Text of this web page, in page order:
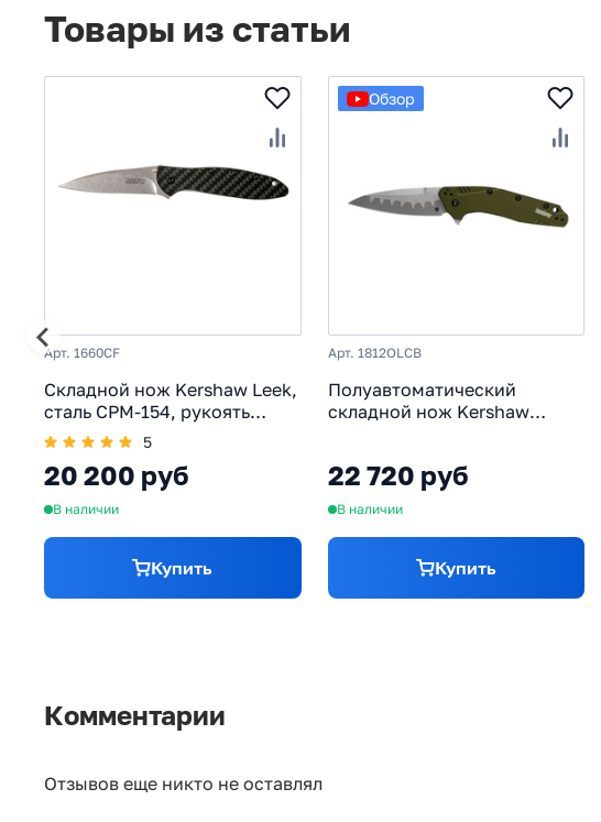
Товары из статьи
Арт. 1660CF
Складной нож Kershaw Leek,
сталь CPM-154, рукоять
карбон
5
20 200 руб
В наличии
Купить
Обзор
Арт. 1812OLCB
Полуавтоматический
складной нож Kershaw
алюминий, олива
22 720 руб
В наличии
Купить
Комментарии
Отзывов еще никто не оставлял